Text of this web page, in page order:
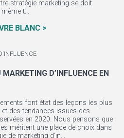
stratégie marketing se doit
même t...
BLANC >
MARKETING D’INFLUENCE EN
font état des leçons les plus
des tendances issues des
en 2020. Nous pensons que
méritent une place de choix dans
de marketing d’in...